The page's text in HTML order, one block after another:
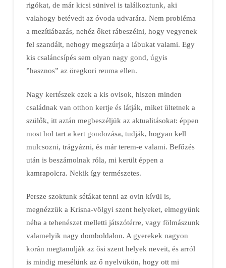
rigókat, de már kicsi sünivel is találkoztunk, aki
valahogy betévedt az óvoda udvarára. Nem probléma
a mezítlábazás, nehéz őket rábeszélni, hogy vegyenek
fel szandált, nehogy megszúrja a lábukat valami. Egy
kis csaláncsípés sem olyan nagy gond, úgyis
”hasznos” az öregkori reuma ellen.
Nagy kertészek ezek a kis ovisok, hiszen minden
családnak van otthon kertje és látják, miket ültetnek a
szülők, itt aztán megbeszéljük az aktualitásokat: éppen
most hol tart a kert gondozása, tudják, hogyan kell
mulcsozni, trágyázni, és már terem-e valami. Befőzés
után is beszámolnak róla, mi került éppen a
kamrapolcra. Nekik így természetes.
Persze szoktunk sétákat tenni az ovin kívül is,
megnézzük a Krisna-völgyi szent helyeket, elmegyünk
néha a tehenészet melletti játszótérre, vagy fölmászunk
valamelyik nagy domboldalon. A gyerekek nagyon
korán megtanulják az ősi szent helyek neveit, és arról
is mindig mesélünk az ő nyelvükön, hogy ott mi